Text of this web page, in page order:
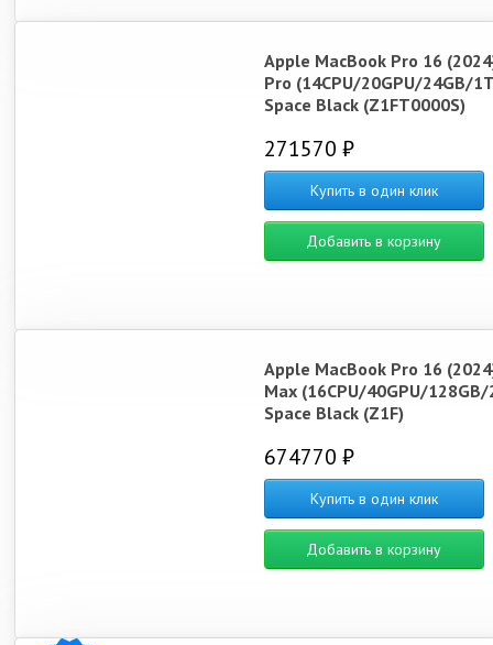
Apple MacBook Pro 16
Pro (14CPU/20GPU/24GB/
Space Black (Z1FT0000S)
271570 ₽
Купить в один клик
Добавить в корзину
Apple MacBook Pro 16
Max (16CPU/40GPU/
Space Black (Z1F)
674770 ₽
Купить в один клик
Добавить в корзину